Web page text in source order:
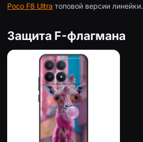
Poco F8 Ultra топовой версии линейки.
Защита F-флагмана